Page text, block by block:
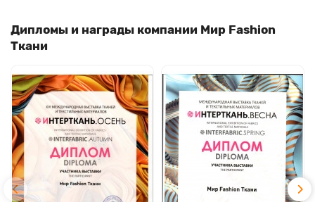
Дипломы и награды компании Мир Fashion
Ткани